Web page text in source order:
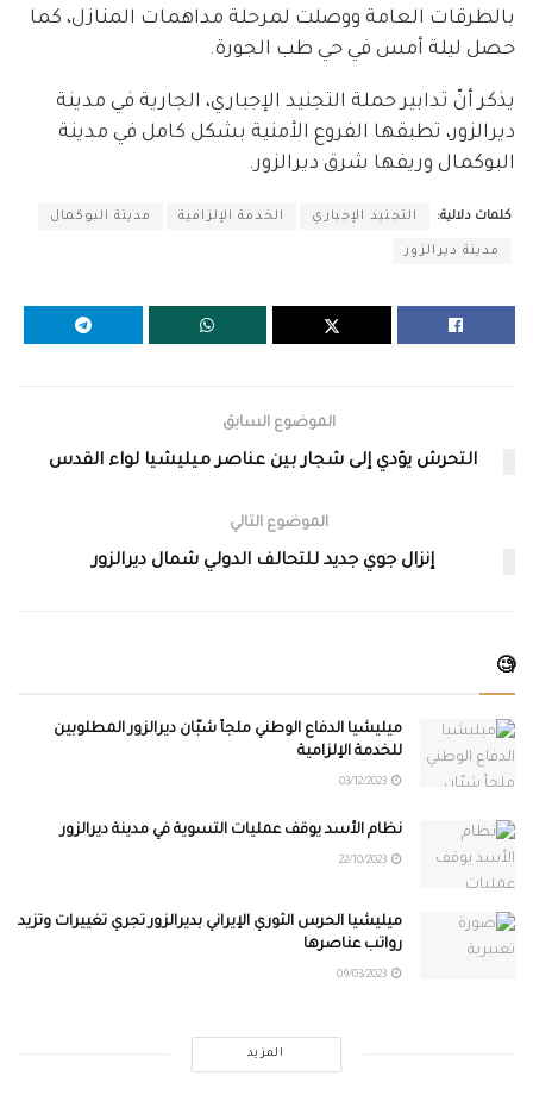
بالطرقات العامة ووصلت لمرحلة مداهمات المنازل، كما
حصل ليلة أمس في حي طب الجورة.
يذكر أنّ تدابير حملة التجنيد الإجباري، الجارية في مدينة
ديرالزور، تطبقها الفروع الأمنية بشكل كامل في مدينة
البوكمال وريفها شرق ديرالزور.
كلمات دلالية: التجنيد الإجباري الخدمة الإلزامية مدينة البوكمال
مدينة ديرالزور
الموضوع السابق
التحرش يؤدي إلى شجار بين عناصر ميليشيا لواء القدس
الموضوع التالي
إنزال جوي جديد للتحالف الدولي شمال ديرالزور
🧐
ميليشيا الدفاع الوطني ملجأ شبّان ديرالزور المطلوبين
للخدمة الإلزامية
نظام الأسد يوقف عمليات التسوية في مدينة ديرالزور
ميليشيا الحرس الثوري الإيراني بديرالزور تجري تغييرات وتزيد
رواتب عناصرها
المزيد